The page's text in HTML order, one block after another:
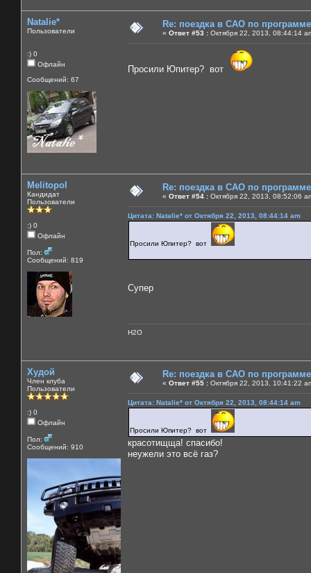
Natalie*
Пользователи
:) 0
Офлайн
Сообщений: 67
Re: поездка в САО по
« Ответ #53 : Октября 22, 2013, 08:44:14
Просили Юпитер? вот
Melitopol
Кандидат
Пользователи
:) 0
Офлайн
Пол:
Сообщений: 819
Re: поездка в САО по
« Ответ #54 : Октября 22, 2013, 08:52:06
Цитата: Natalie* от Октября 22, 2013, 08:44:14 am
Просили Юпитер? вот
Супер
H2O
Худой
Член клуба
Пользователи
:) 0
Офлайн
Пол:
Сообщений: 910
Re: поездка в САО по
« Ответ #55 : Октября 22, 2013, 10:41:22
Цитата: Natalie* от Октября 22, 2013, 08:44:14 am
Просили Юпитер? вот
красотищща! спасибо!
неужели это всё газ?